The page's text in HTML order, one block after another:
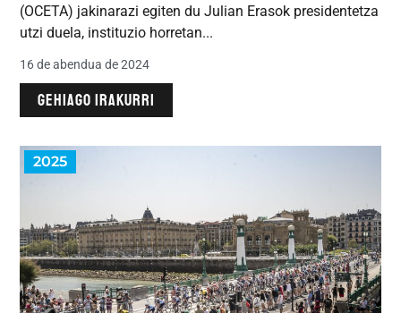
(OCETA) jakinarazi egiten du Julian Erasok presidentetza
utzi duela, instituzio horretan...
16 de abendua de 2024
GEHIAGO IRAKURRI
2025